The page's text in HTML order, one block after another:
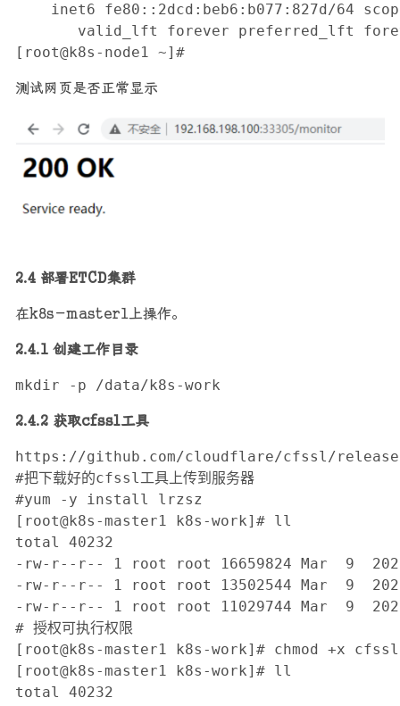
inet6 fe80::2dcd:beb6:b077:827d/64
valid_lft forever preferred_lft
[root@k8s-node1 ~]#
测试网页是否正常显示
2.4 部署ETCD集群
在k8s-master1上操作。
2.4.1 创建工作目录
mkdir -p /data/k8s-work
2.4.2 获取cfssl工具
https://github.com/cloudflare/cfssl/
#把下载好的cfssl工具上传到服务器
#yum -y install lrzsz
[root@k8s-master1 k8s-work]# ll
total 40232
-rw-r--r-- 1 root root 16659824 Mar  9
-rw-r--r-- 1 root root 13502544 Mar  9
-rw-r--r-- 1 root root 11029744 Mar  9
# 授权可执行权限
[root@k8s-master1 k8s-work]# chmod +x
[root@k8s-master1 k8s-work]# ll
total 40232